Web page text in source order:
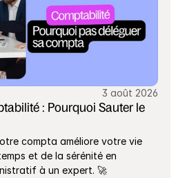
3 août 2026
: Pourquoi Sauter le
compta améliore votre vie
et de la sérénité en
à un expert. 🚀